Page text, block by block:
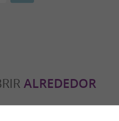
ALREDEDOR